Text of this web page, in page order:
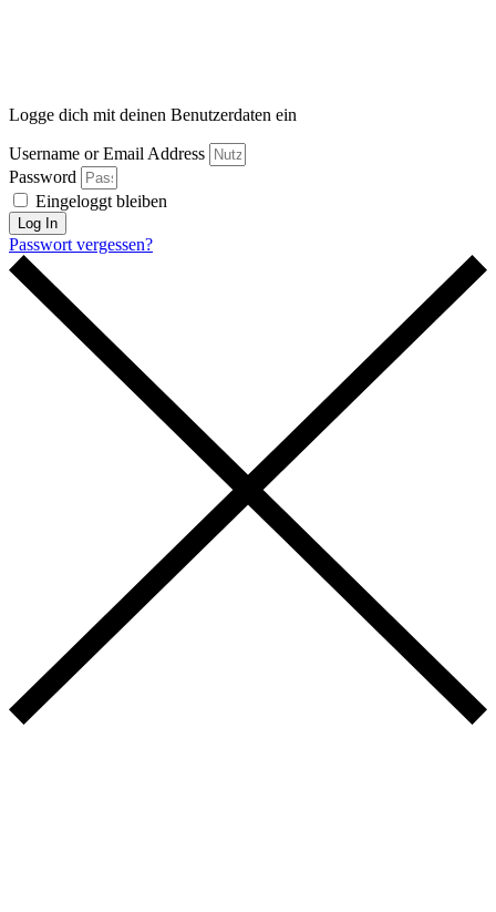
Logge dich mit deinen Benutzerdaten ein
Username or Email Address
Password
Eingeloggt bleiben
Log In
Passwort vergessen?